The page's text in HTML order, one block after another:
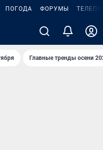
ПОГОДА ФОРУМЫ
Главные тренды осени